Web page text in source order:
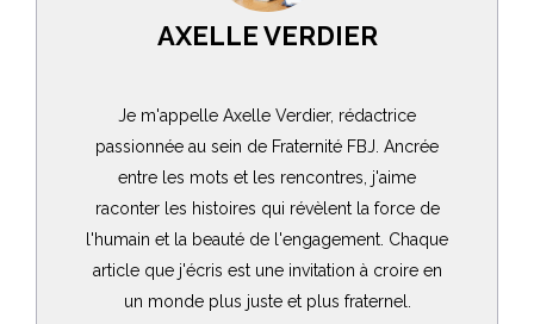
AXELLE VERDIER
Je m'appelle Axelle Verdier, rédactrice
passionnée au sein de Fraternité FBJ. Ancrée
entre les mots et les rencontres, j'aime
raconter les histoires qui révèlent la force de
l'humain et la beauté de l'engagement. Chaque
article que j'écris est une invitation à croire en
un monde plus juste et plus fraternel.